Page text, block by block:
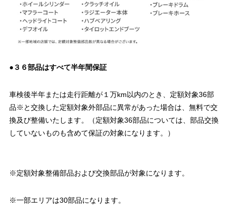
●３６部品はすべて半年間保証
車検後半年または走行距離が１万km以内のとき、定額対象36部
品※と交換した定額対象外部品に異常があった場合は、無料で交
換及び整備いたします。（定額対象36部品については、部品交換
していないものも含めて保証の対象になります。）
※定額対象整備部品および交換部品が対象になります。
※一部エリアは30部品になります。